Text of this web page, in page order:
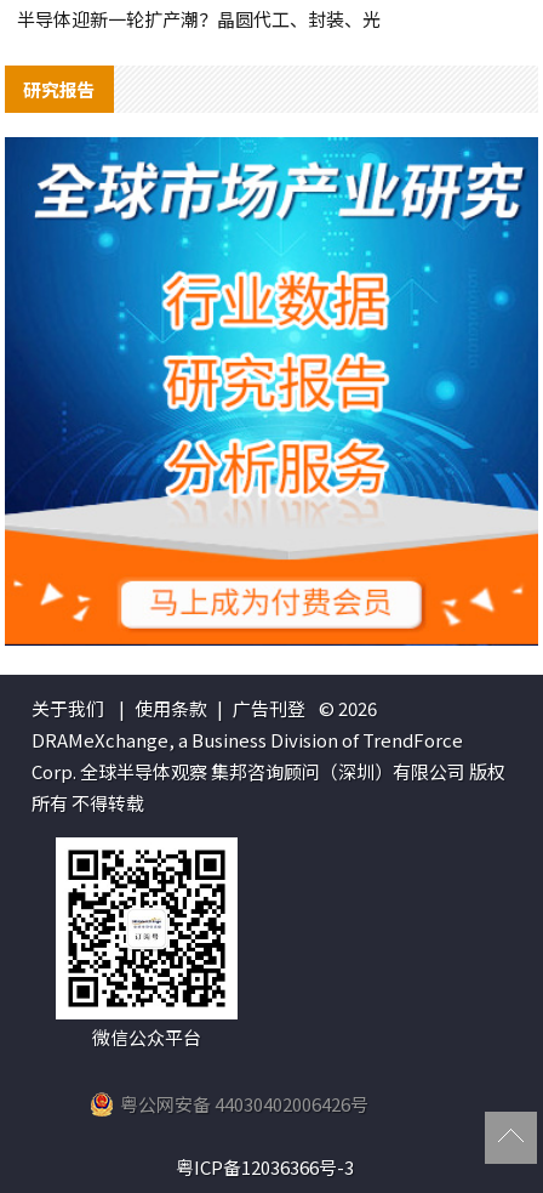
半导体迎新一轮扩产潮？晶圆代工、封装、光
研究报告
关于我们 | 使用条款 | 广告刊登 © 2026
DRAMeXchange, a Business Division of TrendForce
Corp. 全球半导体观察 集邦咨询顾问（深圳）有限公司 版权
所有 不得转载
微信公众平台
粤公网安备 44030402006426号
粤ICP备12036366号-3